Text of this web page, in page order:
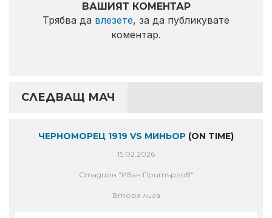
ВАШИЯТ КОМЕНТАР
Трябва да влезете, за да публикувате
коментар.
СЛЕДВАЩ МАЧ
ЧЕРНОМОРЕЦ 1919 VS МИНЬОР (ON TIME)
15.02.2026
Стадион "Иван Притъргов"
Втора лига